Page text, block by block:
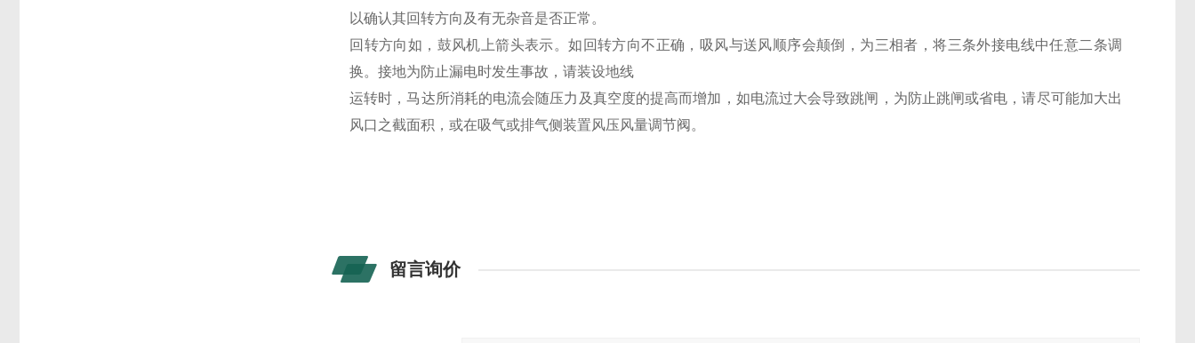
以确认其回转方向及有无杂音是否正常。
回转方向如，鼓风机上箭头表示。如回转方向不正确，吸风与送风顺序会颠倒，为三相者，将三条外接电线中任意二条调
换。接地为防止漏电时发生事故，请装设地线
运转时，马达所消耗的电流会随压力及真空度的提高而增加，如电流过大会导致跳闸，为防止跳闸或省电，请尽可能加大出
风口之截面积，或在吸气或排气侧装置风压风量调节阀。
留言询价